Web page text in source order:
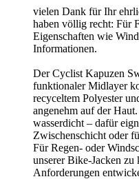
vielen Dank für Ihr
haben völlig recht: Für
Eigenschaften wie
Informationen.
Der Cyclist Kapuzen
funktionaler Midlayer
recyceltem Polyester
angenehm auf der
wasserdicht – dafür
Zwischenschicht oder
Für Regen- oder
unserer Bike-Jacken zu
Anforderungen